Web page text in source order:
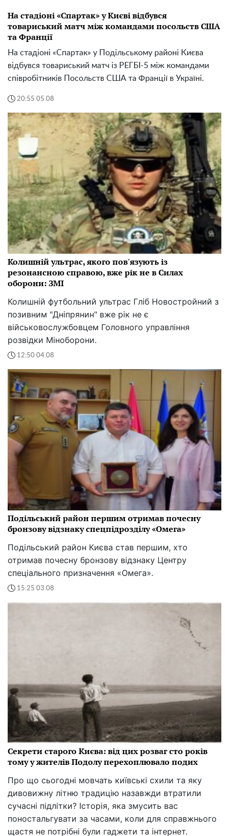
На стадіоні «Спартак» у Києві відбувся
товариський матч між командами посольств США
та Франції
На стадіоні «Спартак» у Подільському районі Києва
відбувся товариський матч із РЕГБІ-5 між командами
співробітників Посольств США та Франції в Україні.
20:55 05.08
Колишній ультрас, якого пов'язують із
резонансною справою, вже рік не в Силах
оборони: ЗМІ
Колишній футбольний ультрас Гліб Новостройний з
позивним "Дніпрянин" вже рік не є
військовослужбовцем Головного управління
розвідки Міноборони.
12:50 04.08
Подільський район першим отримав почесну
бронзову відзнаку спецпідрозділу «Омега»
Подільський район Києва став першим, хто
отримав почесну бронзову відзнаку Центру
спеціального призначення «Омега».
15:25 03.08
Секрети старого Києва: від цих розваг сто років
тому у жителів Подолу перехоплювало подих
Про що сьогодні мовчать київські схили та яку
дивовижну літню традицію назавжди втратили
сучасні підлітки? Історія, яка змусить вас
поностальгувати за часами, коли для справжнього
щастя не потрібні були гаджети та інтернет.